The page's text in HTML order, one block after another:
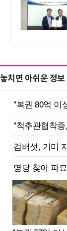
놓치면 아쉬운 정보